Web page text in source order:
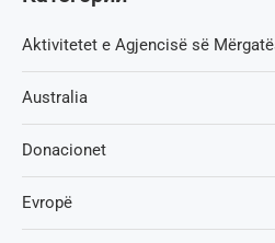
Aktivitetet e Agjencisë së
Australia
Donacionet
Evropë